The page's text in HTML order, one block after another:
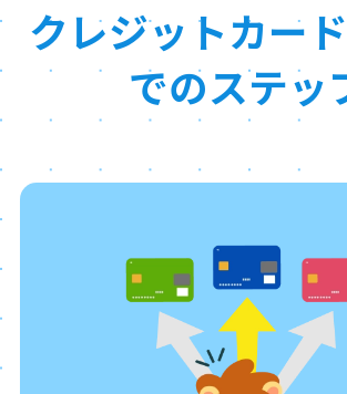
クレジットカー
でのステッ